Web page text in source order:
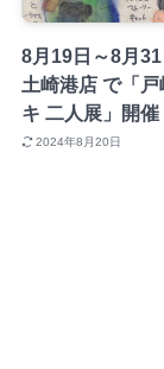
8月19日～8月
土崎港店 で「
キ 二人展」開催
2024年8月20日